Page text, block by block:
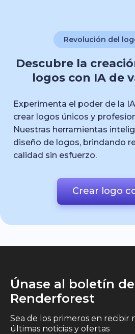
Revolución del
Descubre la
logos con IA de
Experimenta el poder de la
crear logos únicos y
Nuestras herramientas
diseño de logos, brindando
calidad sin esfuerzo.
Crear logo
Únase al boletín de
Renderforest
Sea de los primeros en recibir
últimas noticias y ofertas